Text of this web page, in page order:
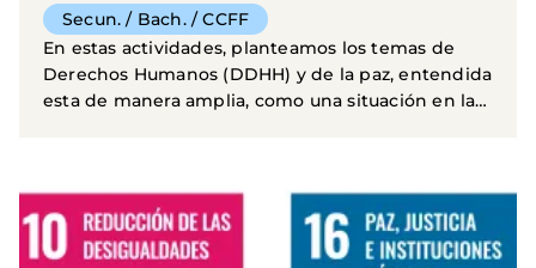
Secun. / Bach. / CCFF
En estas actividades, planteamos los temas de
Derechos Humanos (DDHH) y de la paz, entendida
esta de manera amplia, como una situación en la